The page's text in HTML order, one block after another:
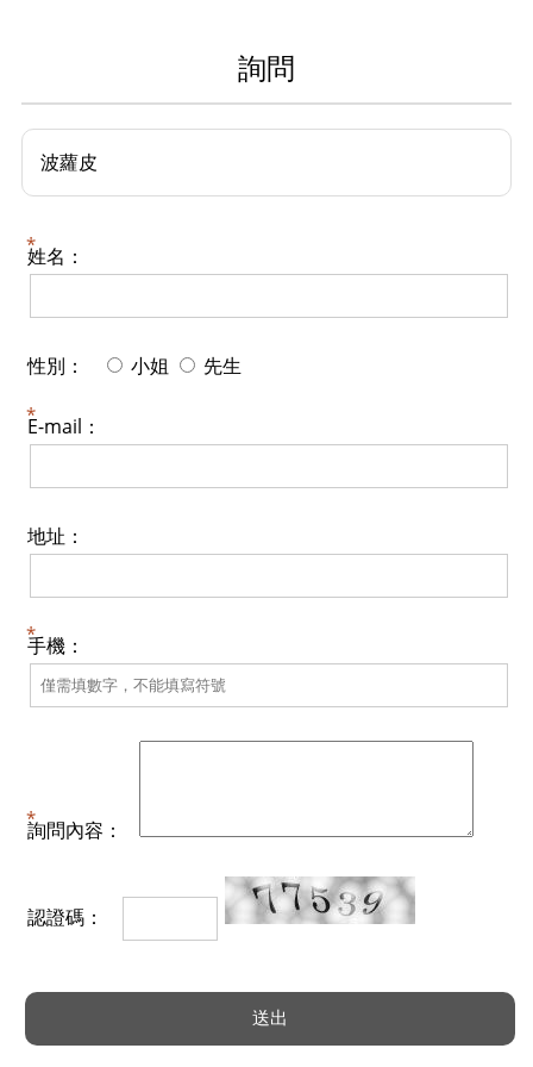
詢問
波蘿皮
姓名：
性別： 小姐 先生
E-mail：
地址：
手機：
詢問內容：
認證碼：